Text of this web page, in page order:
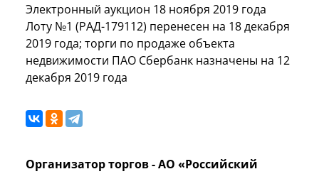
Электронный аукцион 18 ноября 2019 года
Лоту №1 (РАД-179112) перенесен на 18 декабря
2019 года; торги по продаже объекта
недвижимости ПАО Сбербанк назначены на 12
декабря 2019 года
Организатор торгов - АО «Российский